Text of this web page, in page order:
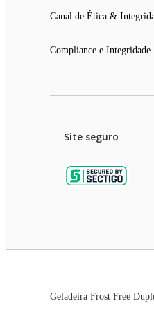
Geladeira Frost Free
Profundidade: 71,4 cm
Com embalagem
Canal de Ética &
Compliance e Integridade
Site seguro
As imagens dos